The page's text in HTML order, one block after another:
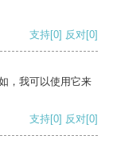
支持[0] 反对[0]
，我可以使用它来
支持[0] 反对[0]